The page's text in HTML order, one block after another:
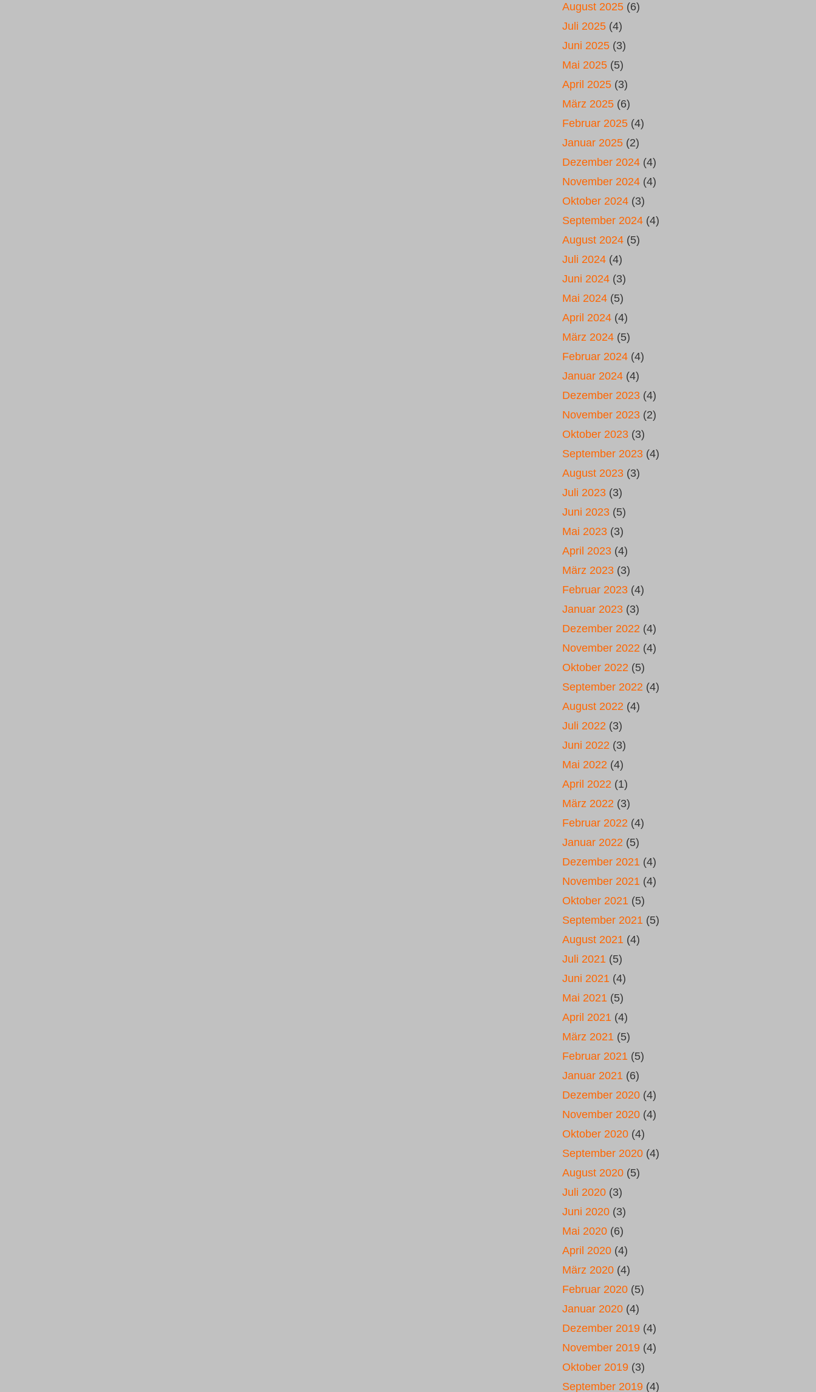
August 2025 (6)
Juli 2025 (4)
Juni 2025 (3)
Mai 2025 (5)
April 2025 (3)
März 2025 (6)
Februar 2025 (4)
Januar 2025 (2)
Dezember 2024 (4)
November 2024 (4)
Oktober 2024 (3)
September 2024 (4)
August 2024 (5)
Juli 2024 (4)
Juni 2024 (3)
Mai 2024 (5)
April 2024 (4)
März 2024 (5)
Februar 2024 (4)
Januar 2024 (4)
Dezember 2023 (4)
November 2023 (2)
Oktober 2023 (3)
September 2023 (4)
August 2023 (3)
Juli 2023 (3)
Juni 2023 (5)
Mai 2023 (3)
April 2023 (4)
März 2023 (3)
Februar 2023 (4)
Januar 2023 (3)
Dezember 2022 (4)
November 2022 (4)
Oktober 2022 (5)
September 2022 (4)
August 2022 (4)
Juli 2022 (3)
Juni 2022 (3)
Mai 2022 (4)
April 2022 (1)
März 2022 (3)
Februar 2022 (4)
Januar 2022 (5)
Dezember 2021 (4)
November 2021 (4)
Oktober 2021 (5)
September 2021 (5)
August 2021 (4)
Juli 2021 (5)
Juni 2021 (4)
Mai 2021 (5)
April 2021 (4)
März 2021 (5)
Februar 2021 (5)
Januar 2021 (6)
Dezember 2020 (4)
November 2020 (4)
Oktober 2020 (4)
September 2020 (4)
August 2020 (5)
Juli 2020 (3)
Juni 2020 (3)
Mai 2020 (6)
April 2020 (4)
März 2020 (4)
Februar 2020 (5)
Januar 2020 (4)
Dezember 2019 (4)
November 2019 (4)
Oktober 2019 (3)
September 2019 (4)